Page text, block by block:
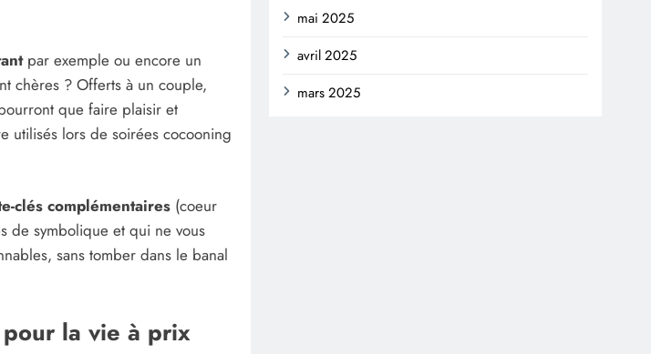
par exemple ou encore un
chères ? Offerts à un couple,
que faire plaisir et
utilisés lors de soirées cocooning
clés complémentaires (coeur
de symbolique et qui ne vous
sans tomber dans le banal
la vie à prix
mai 2025
avril 2025
mars 2025